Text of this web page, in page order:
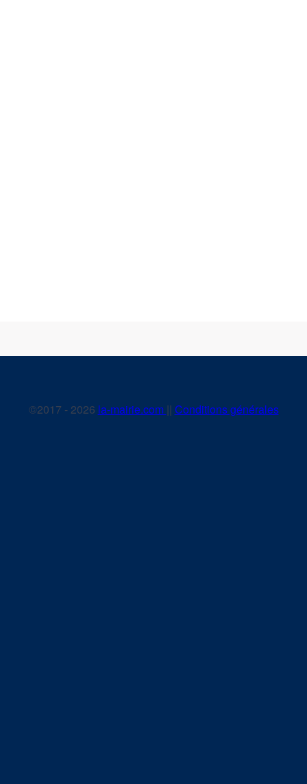
©2017 - 2026 la-mairie.com || Conditions générales